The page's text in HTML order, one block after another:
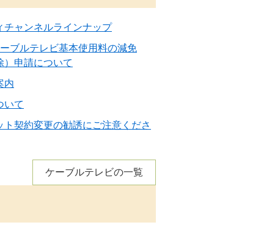
チャンネルラインナップ
ブルテレビ基本使用料の減免
）申請について
内
いて
ト契約変更の勧誘にご注意くださ
ケーブルテレビの一覧